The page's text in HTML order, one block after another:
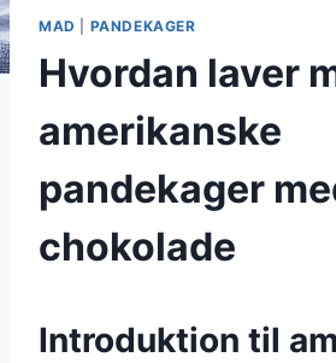
MAD PANDEKAGER
Hvordan laver
amerikanske
pandekager
chokolade
Introduktion til